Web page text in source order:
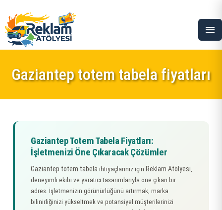
menu
Gaziantep totem tabela fiyatları
Gaziantep Totem Tabela Fiyatları:
İşletmenizi Öne Çıkaracak Çözümler
Gaziantep totem tabela ihtiyaçlarınız için Reklam Atölyesi,
deneyimli ekibi ve yaratıcı tasarımlarıyla öne çıkan bir
adres. İşletmenizin görünürlüğünü artırmak, marka
bilinirliğinizi yükseltmek ve potansiyel müşterilerinizi